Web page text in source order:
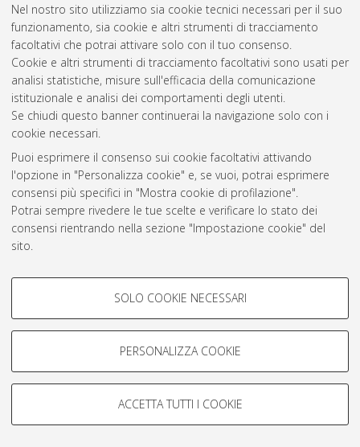
Nel nostro sito utilizziamo sia cookie tecnici necessari per il suo
funzionamento, sia cookie e altri strumenti di tracciamento
facoltativi che potrai attivare solo con il tuo consenso.
Cookie e altri strumenti di tracciamento facoltativi sono usati per
analisi statistiche, misure sull'efficacia della comunicazione
istituzionale e analisi dei comportamenti degli utenti.
Se chiudi questo banner continuerai la navigazione solo con i
cookie necessari.
Puoi esprimere il consenso sui cookie facoltativi attivando
l'opzione in "Personalizza cookie" e, se vuoi, potrai esprimere
consensi più specifici in "Mostra cookie di profilazione".
Potrai sempre rivedere le tue scelte e verificare lo stato dei
consensi rientrando nella sezione "Impostazione cookie" del
sito.
COOKIE DI PROFILAZIONE -
Si tratta di cookie utilizzati per analizzare le caratteristiche della
navigazione degli utenti, creare profili in base al loro comportamento
Mostra cookie di profilazione
COOKIE TECNICI - NECESSARI
SOLO COOKIE NECESSARI
PERSONALIZZA COOKIE
ACCETTA TUTTI I COOKIE
2017(1)
2011(1)
Atom
Rss 1.0
AMS Laurea
Servizio implementato e gestito da AlmaDL
Condizioni d’uso del sito